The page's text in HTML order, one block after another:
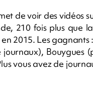
de voir des vidéos
210 fois plus que
2015. Les gagnants
Bouygues
vous avez de